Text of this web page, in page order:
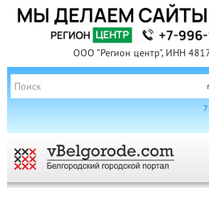
ООО "Регион центр", ИНН
7